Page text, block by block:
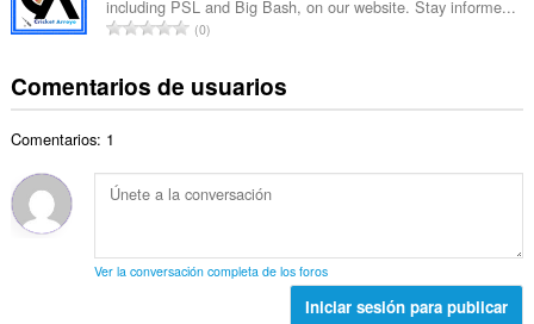
a
c
o
n
:
u
t
u
i
o
s
a
e
p
t
c
i
r
o
o
t
d
e
n
including PSL and Big Bash, on our website. Stay informe...
N
e
t
o
l
0
Comentarios de usuarios
Comentarios: 1
Ver la conversación completa de los foros
Iniciar sesión para publicar